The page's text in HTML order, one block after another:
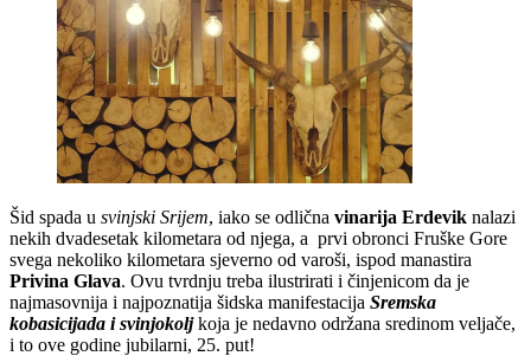
Šid spada u svinjski Srijem, iako se odlična vinarija Erdevik nalazi
nekih dvadesetak kilometara od njega, a prvi obronci Fruške Gore
svega nekoliko kilometara sjeverno od varoši, ispod manastira
Privina Glava. Ovu tvrdnju treba ilustrirati i činjenicom da je
najmasovnija i najpoznatija šidska manifestacija Sremska
kobasicijada i svinjokoljkoja je nedavno održana sredinom veljače,
i to ove godine jubilarni, 25. put!